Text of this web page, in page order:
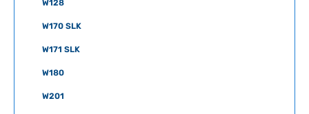
W128
W170 SLK
W171 SLK
W180
W201